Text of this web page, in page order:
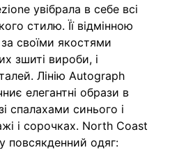
увібрала в себе всі
стилю. Її відмінною
своїми якостями
зшиті вироби, і
Лінію Autograph
елегантні образи в
спалахами синього і
і сорочках. North Coast
повсякденний одяг: